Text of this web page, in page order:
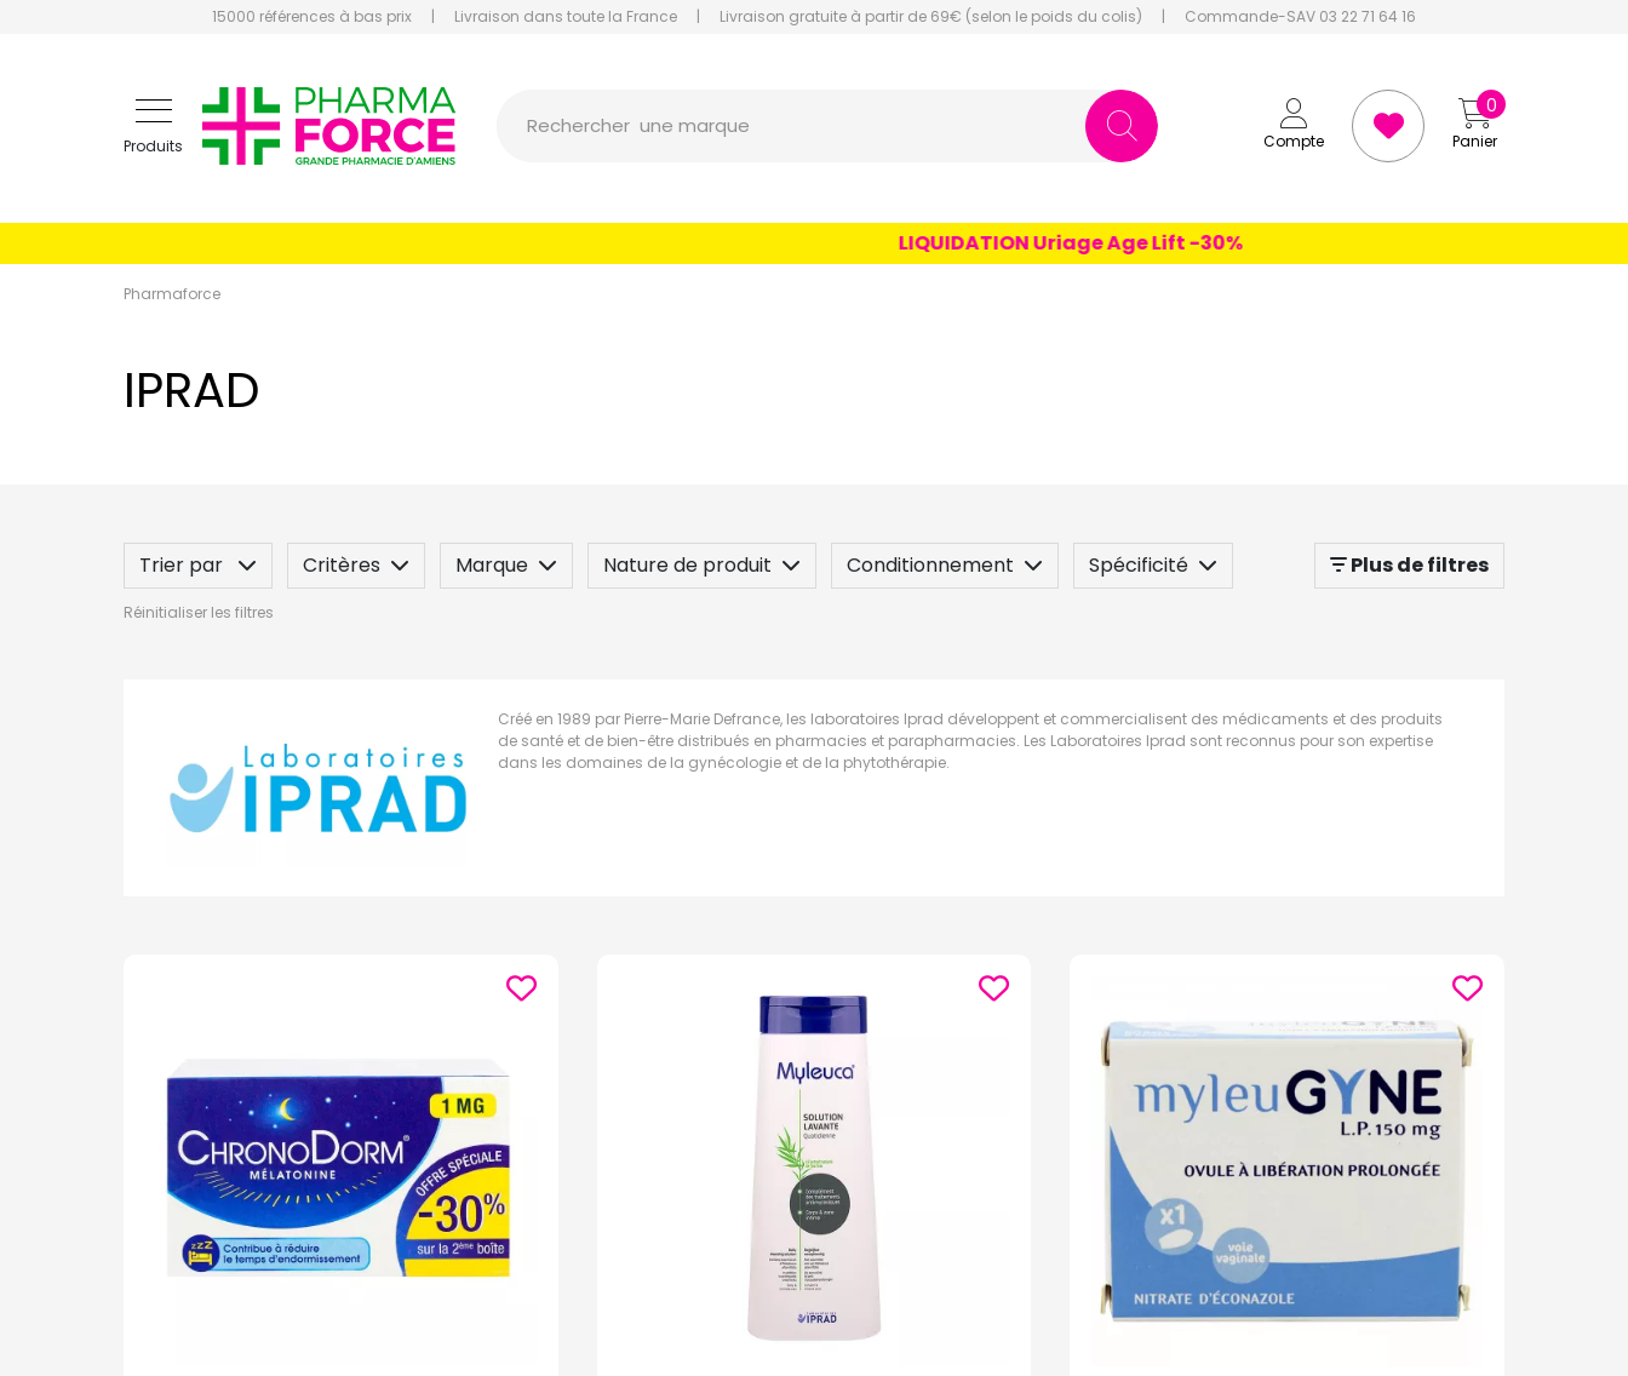
15000 références à bas prix | Livraison dans toute la France | Livraison gratuite à partir de 69€ (selon le poids du colis) | Commande-SAV 03 22 71 64 16
Produits Compte Panier
0
Rechercher un conseil
LIQUIDATION Uriage Age Lift -30%
Pharmaforce
IPRAD
Trier par Critères Marque Nature de produit Conditionnement
Spécificité
Label
Indication / Contre-indication
Plus de filtres
Réinitialiser les filtres
Créé en 1989 par Pierre-Marie Defrance, les laboratoires Iprad développent et commercialisent des médicaments et des produits
de santé et de bien-être distribués en pharmacies et parapharmacies. Les Laboratoires Iprad sont reconnus pour son expertise
dans les domaines de la gynécologie et de la phytothérapie.